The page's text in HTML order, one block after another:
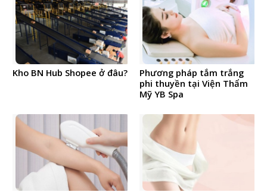
Kho BN Hub Shopee ở đâu?
Phương pháp tắm trắng
phi thuyền tại Viện Thẩm
Mỹ YB Spa